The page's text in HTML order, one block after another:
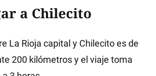
a Chilecito
La Rioja capital y Chilecito es de
200 kilómetros y el viaje toma